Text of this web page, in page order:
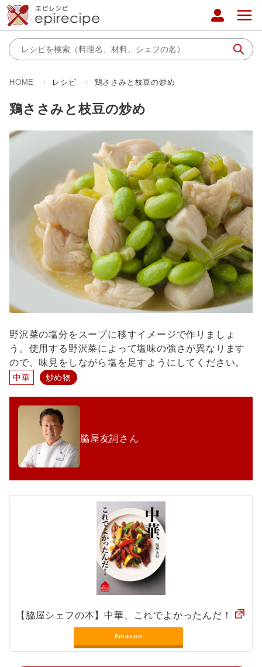
HOME レシピ 鶏ささみと枝豆の炒め
鶏ささみと枝豆の炒め
野沢菜の塩分をスープに移すイメージで作りましょ
う。使用する野沢菜によって塩味の強さが異なります
ので、味見をしながら塩を足すようにしてください。
中華 炒め物
脇屋友詞さん
【脇屋シェフの本】中華、これでよかったんだ！
Amazon